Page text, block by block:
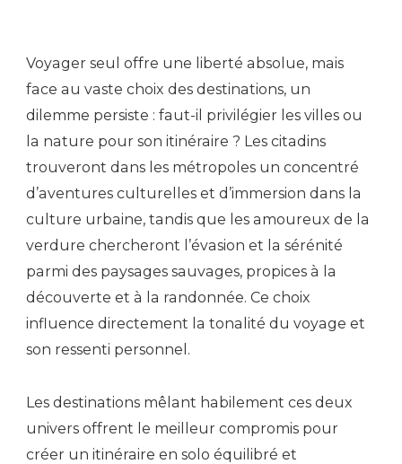
Voyager seul offre une liberté absolue, mais
face au vaste choix des destinations, un
dilemme persiste : faut-il privilégier les villes ou
la nature pour son itinéraire ? Les citadins
trouveront dans les métropoles un concentré
d’aventures culturelles et d’immersion dans la
culture urbaine, tandis que les amoureux de la
verdure chercheront l’évasion et la sérénité
parmi des paysages sauvages, propices à la
découverte et à la randonnée. Ce choix
influence directement la tonalité du voyage et
son ressenti personnel.
Les destinations mêlant habilement ces deux
univers offrent le meilleur compromis pour
créer un itinéraire en solo équilibré et